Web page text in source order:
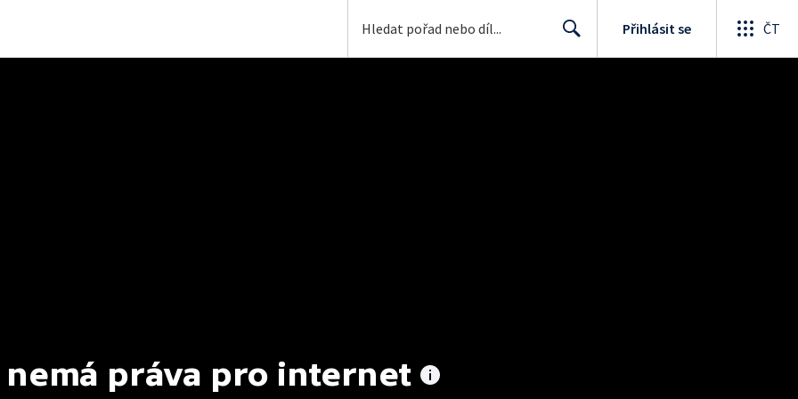
Přihlásit se ČT
nemá práva pro internet